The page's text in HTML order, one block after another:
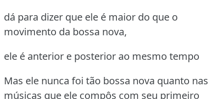
dá para dizer que ele é maior do que o
movimento da bossa nova,
ele é anterior e posterior ao mesmo tempo
Mas ele nunca foi tão bossa nova quanto nas
músicas que ele compôs com seu primeiro